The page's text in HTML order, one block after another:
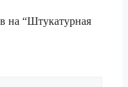
на “Штукатурная